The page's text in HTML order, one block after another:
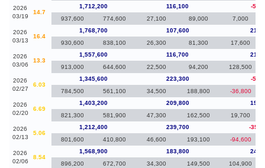
2026
03/19
14.7
1,712,200 116,100
-
937,600
774,600 27,100 89,000 7,000
2026
03/13
16.4
1,768,700 107,600
930,600
838,100 26,300 81,300 17,600
2026
03/06
13.3
1,557,600 116,700
913,000
644,600 22,500 94,200 128,500
2026
02/27
6.03
1,345,600 223,300
-
784,500
561,100 34,500 188,800 -36,800
2026
02/20
6.69
1,403,200 209,800
821,300
581,900 47,300 162,500 19,700
2026
02/13
5.06
1,212,400 239,700
-
801,600
410,800 46,600 193,100 -94,600
2026
02/06
8.54
1,568,900 183,800
896,200
672,700 34,300 149,500 104,900